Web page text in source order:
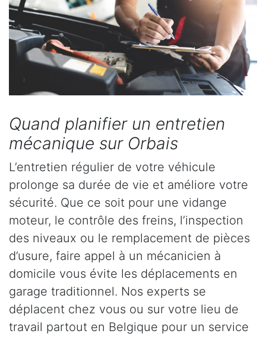
Quand planifier un entretien
mécanique sur Orbais
L’entretien régulier de votre véhicule
prolonge sa durée de vie et améliore votre
sécurité. Que ce soit pour une vidange
moteur, le contrôle des freins, l’inspection
des niveaux ou le remplacement de pièces
d’usure, faire appel à un mécanicien à
domicile vous évite les déplacements en
garage traditionnel. Nos experts se
déplacent chez vous ou sur votre lieu de
travail partout en Belgique pour un service